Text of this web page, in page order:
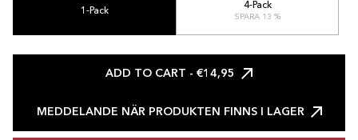
1-Pack
4-Pack
SPARA 13 %
ADD TO CART - €14,95
MEDDELANDE NÄR PRODUKTEN FINNS I LAGER